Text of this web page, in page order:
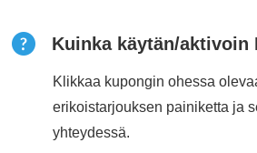
Kuinka käytän/aktivoin
Klikkaa kupongin ohessa
erikoistarjouksen painiketta ja
yhteydessä.